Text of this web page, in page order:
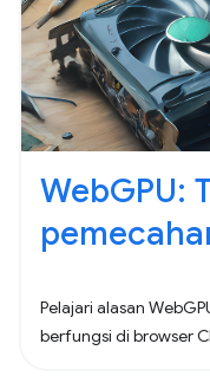
WebGPU:
Pelajari alasan
berfungsi di browser